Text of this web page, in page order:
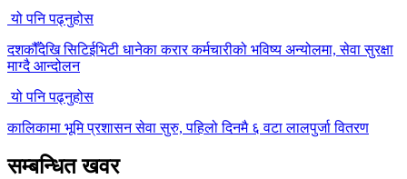
यो पनि पढ्नुहोस
दशकौँदेखि सिटिईभिटी धानेका करार कर्मचारीको भविष्य अन्योलमा, सेवा सुरक्षा
माग्दै आन्दोलन
यो पनि पढ्नुहोस
कालिकामा भूमि प्रशासन सेवा सुरु, पहिलो दिनमै ६ वटा लालपुर्जा वितरण
सम्बन्धित खवर